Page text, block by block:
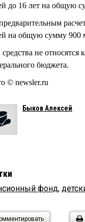
до 16 лет на общую
на общую сумму 900
не
бюджета.
© newsler.ru
Быков Алексей
фонд,